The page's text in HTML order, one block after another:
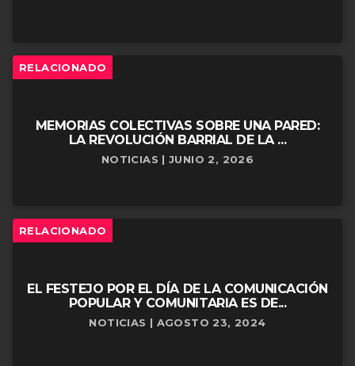
RELACIONADO
MEMORIAS COLECTIVAS SOBRE UNA PARED:
LA REVOLUCIÓN BARRIAL DE LA ...
NOTICIAS | JUNIO 2, 2026
RELACIONADO
EL FESTEJO POR EL DÍA DE LA COMUNICACIÓN
POPULAR Y COMUNITARIA ES DE...
NOTICIAS | AGOSTO 23, 2024